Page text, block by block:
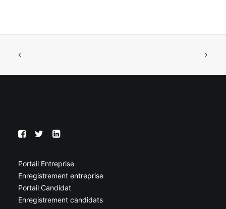
Portail Entreprise
Enregistrement entreprise
Portail Candidat
Enregistrement candidats